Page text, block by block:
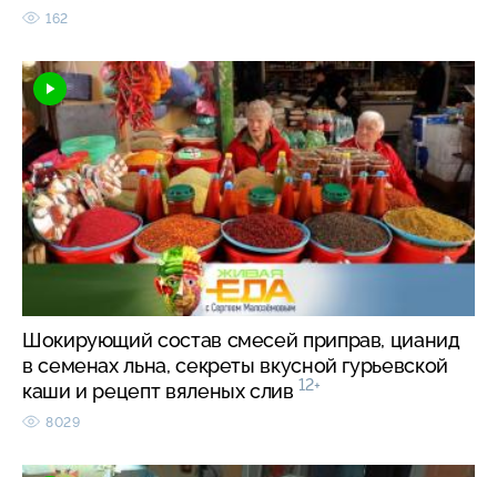
162
Шокирующий состав смесей приправ, цианид
в семенах льна, секреты вкусной гурьевской
каши и рецепт вяленых слив 12+
8029